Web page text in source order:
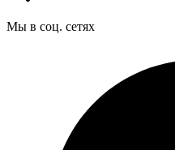
Мы в соц. сетях